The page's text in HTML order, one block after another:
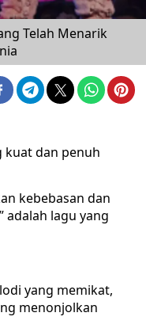
Telah Menarik
kuat dan penuh
kebebasan dan
adalah lagu yang
yang memikat,
menonjolkan